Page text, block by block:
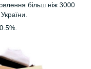
більш ніж 3000